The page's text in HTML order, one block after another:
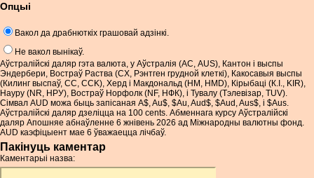
Опцыі
Вакол да драбнюткіх грашовай адзінкі.
Не вакол вынікаў.
Аўстралійскі даляр гэта валюта, у Аўстралія (АС, AUS), Кантон і выспы
Эндербери, Востраў Раства (CX, Рэнтген грудной клеткі), Какосавыя выспы
(Килинг выспаў, CC, CCK), Херд і Макдональд (HM, HMD), Кірыбаці (К.І., KIR),
Науру (NR, НРУ), Востраў Норфолк (NF, НФК), і Тувалу (Тэлевізар, TUV).
Сімвал AUD можа быць запісаная A$, Au$, $Au, Aud$, $Aud, Aus$, і $Aus.
Аўстралійскі даляр дзеліцца на 100 cents. Абменнага курсу Аўстралійскі
даляр Апошняе абнаўленне 6 жнівень 2026 ад Міжнародны валютны фонд.
AUD каэфіцыент мае 6 ўважаецца лічбаў.
Пакінуць каментар
Каментарыі назва: